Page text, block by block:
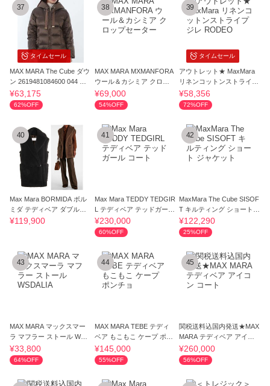
タイムセール
37
MAX MARA The Cube ダウ
ン 2619481084600 044 MT
CSOFTFE
¥63,175
62%OFF
38
MAX MARA MXMANFORA
ウール＆カシミア クロッ
プセーター
¥69,000
54%OFF
タイムセール
39
アウトレット★ MaxMara
リネンコットンストライプ
ジレ RODEO
¥58,356
72%OFF
40
Max Mara BORMIDA ボル
ミダ テディベア ダブルブ
レストベスト
¥119,900
41
Max Mara TEDDY TEDGIR
L テディベア テッドガール
コート
¥230,000
60%OFF
42
MaxMara The Cube SISOF
T キルティング ショート
ジャケット
¥122,290
25%OFF
43
MAX MARA マックスマー
ラ マフラー ストール WSD
ALIA
¥33,800
64%OFF
44
MAX MARA TEBE テディ
ベア もこもこ ケープ ポン
チョ
¥145,000
55%OFF
45
関税送料込国内発送★MAX
MARA テディベア アイコ
ン コート
¥260,000
56%OFF